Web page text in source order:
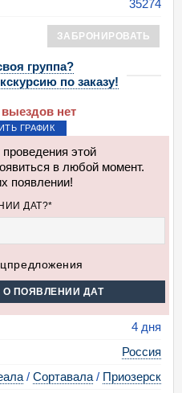
35274
ЗАБРОНИРОВАТЬ
группа?
по заказу!
выездов нет
ГРАФИК
этой
в любой момент.
появлении!
ДАТ?*
ПОЯВЛЕНИИ ДАТ
4 дня
Россия
/ Сортавала / Приозерск